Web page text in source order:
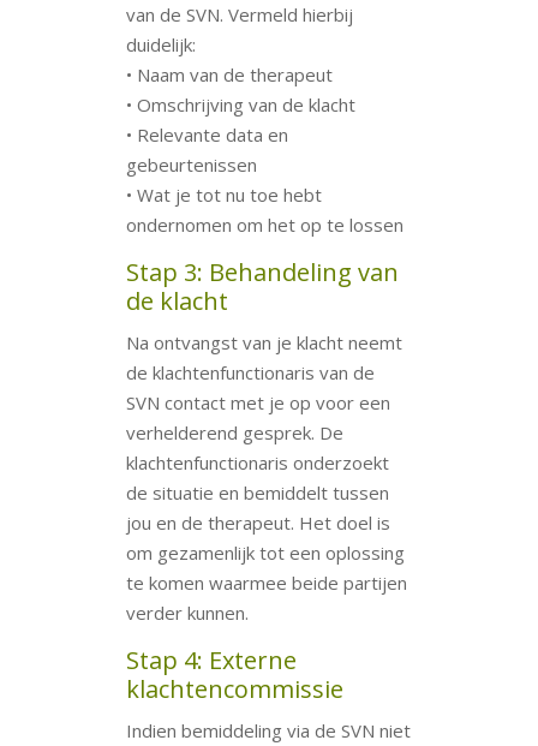
van de SVN. Vermeld hierbij
duidelijk:
• Naam van de therapeut
• Omschrijving van de klacht
• Relevante data en
gebeurtenissen
• Wat je tot nu toe hebt
ondernomen om het op te lossen
Stap 3: Behandeling van
de klacht
Na ontvangst van je klacht neemt
de klachtenfunctionaris van de
SVN contact met je op voor een
verhelderend gesprek. De
klachtenfunctionaris onderzoekt
de situatie en bemiddelt tussen
jou en de therapeut. Het doel is
om gezamenlijk tot een oplossing
te komen waarmee beide partijen
verder kunnen.
Stap 4: Externe
klachtencommissie
Indien bemiddeling via de SVN niet